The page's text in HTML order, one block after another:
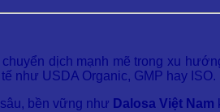
dịch mạnh mẽ trong xu
như USDA Organic, GMP hay ISO.
bền vững như Dalosa Việt Nam